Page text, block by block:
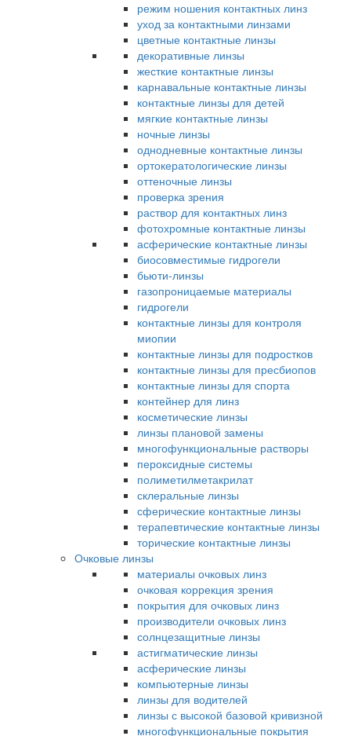
режим ношения контактных линз
уход за контактными линзами
цветные контактные линзы
декоративные линзы
жесткие контактные линзы
карнавальные контактные линзы
контактные линзы для детей
мягкие контактные линзы
ночные линзы
однодневные контактные линзы
ортокератологические линзы
оттеночные линзы
проверка зрения
раствор для контактных линз
фотохромные контактные линзы
асферические контактные линзы
биосовместимые гидрогели
бьюти-линзы
газопроницаемые материалы
гидрогели
контактные линзы для контроля
миопии
контактные линзы для подростков
контактные линзы для пресбиопов
контактные линзы для спорта
контейнер для линз
косметические линзы
линзы плановой замены
многофункциональные растворы
пероксидные системы
полиметилметакрилат
склеральные линзы
сферические контактные линзы
терапевтические контактные линзы
торические контактные линзы
Очковые линзы
материалы очковых линз
очковая коррекция зрения
покрытия для очковых линз
производители очковых линз
солнцезащитные линзы
астигматические линзы
асферические линзы
компьютерные линзы
линзы для водителей
линзы с высокой базовой кривизной
многофункциональные покрытия